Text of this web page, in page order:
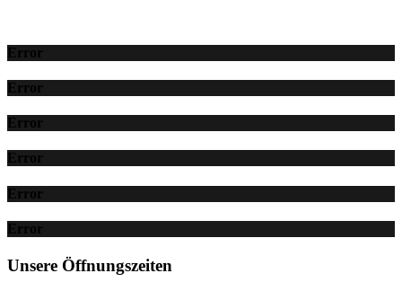
Error
Error
Error
Error
Error
Error
Unsere Öffnungszeiten